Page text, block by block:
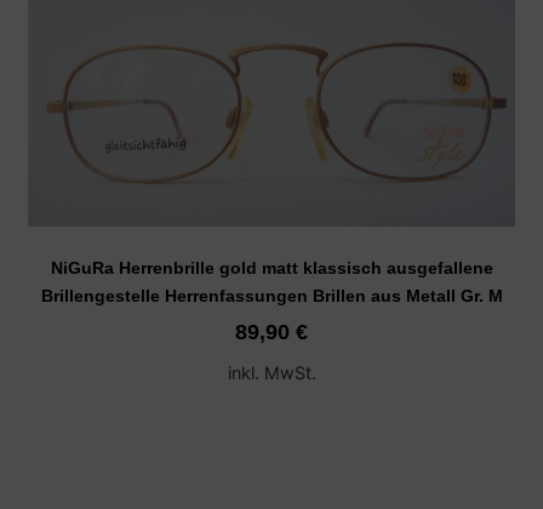
NiGuRa Herrenbrille gold matt klassisch ausgefallene
Brillengestelle Herrenfassungen Brillen aus Metall Gr. M
89,90 €
inkl. MwSt.